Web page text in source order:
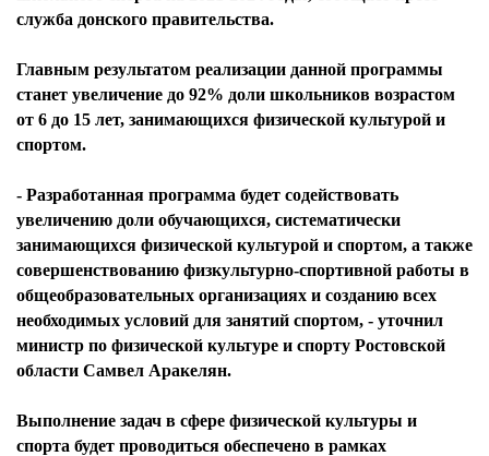
служба донского правительства.
Главным результатом реализации данной программы
станет увеличение до 92% доли школьников возрастом
от 6 до 15 лет, занимающихся физической культурой и
спортом.
- Разработанная программа будет содействовать
увеличению доли обучающихся, систематически
занимающихся физической культурой и спортом, а также
совершенствованию физкультурно-спортивной работы в
общеобразовательных организациях и созданию всех
необходимых условий для занятий спортом, - уточнил
министр по физической культуре и спорту Ростовской
области Самвел Аракелян.
Выполнение задач в сфере физической культуры и
спорта будет проводиться обеспечено в рамках